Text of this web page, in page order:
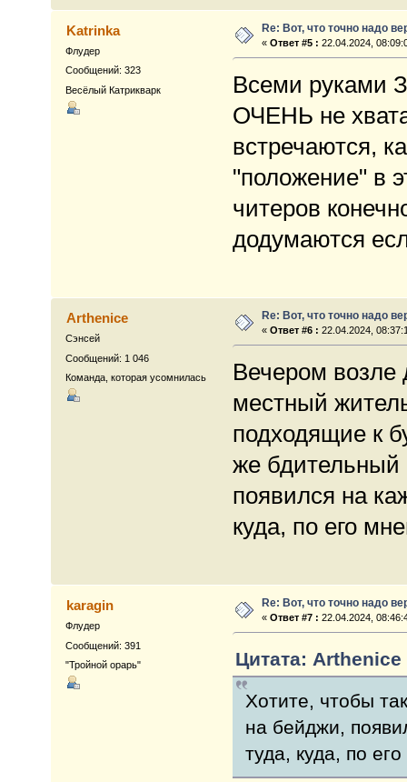
Katrinka
Флудер
Сообщений: 323
Весёлый Катрикварк
Re: Вот, что точно надо
«Ответ #5 : 22.04.2024,
Всеми руками
ОЧЕНЬ не
встречаются,
"положение" в
читеров
додумаются
Arthenice
Сэнсей
Сообщений: 1 046
Команда, которая усомнилась
Re: Вот, что точно надо
«Ответ #6 : 22.04.2024,
Вечером возле
местный
подходящие к
же бдительный
появился на
куда, по его
karagin
Флудер
Сообщений: 391
"Тройной орарь"
Re: Вот, что точно надо
«Ответ #7 : 22.04.2024,
Цитата: Arthenice
Хотите, чтобы
на бейджи,
туда, куда, по